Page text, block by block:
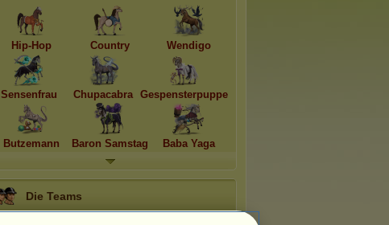
Hip-Hop Country Wendigo
Sensenfrau Chupacabra Gespensterpuppe
Butzemann Baron Samstag Baba Yaga
Die Teams